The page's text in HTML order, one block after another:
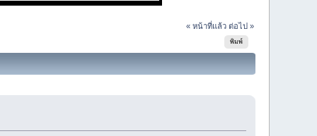
« หน้าที่แล้ว ต่อไป »
พิมพ์